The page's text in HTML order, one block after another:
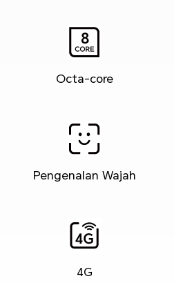
Octa-core
Pengenalan Wajah
4G